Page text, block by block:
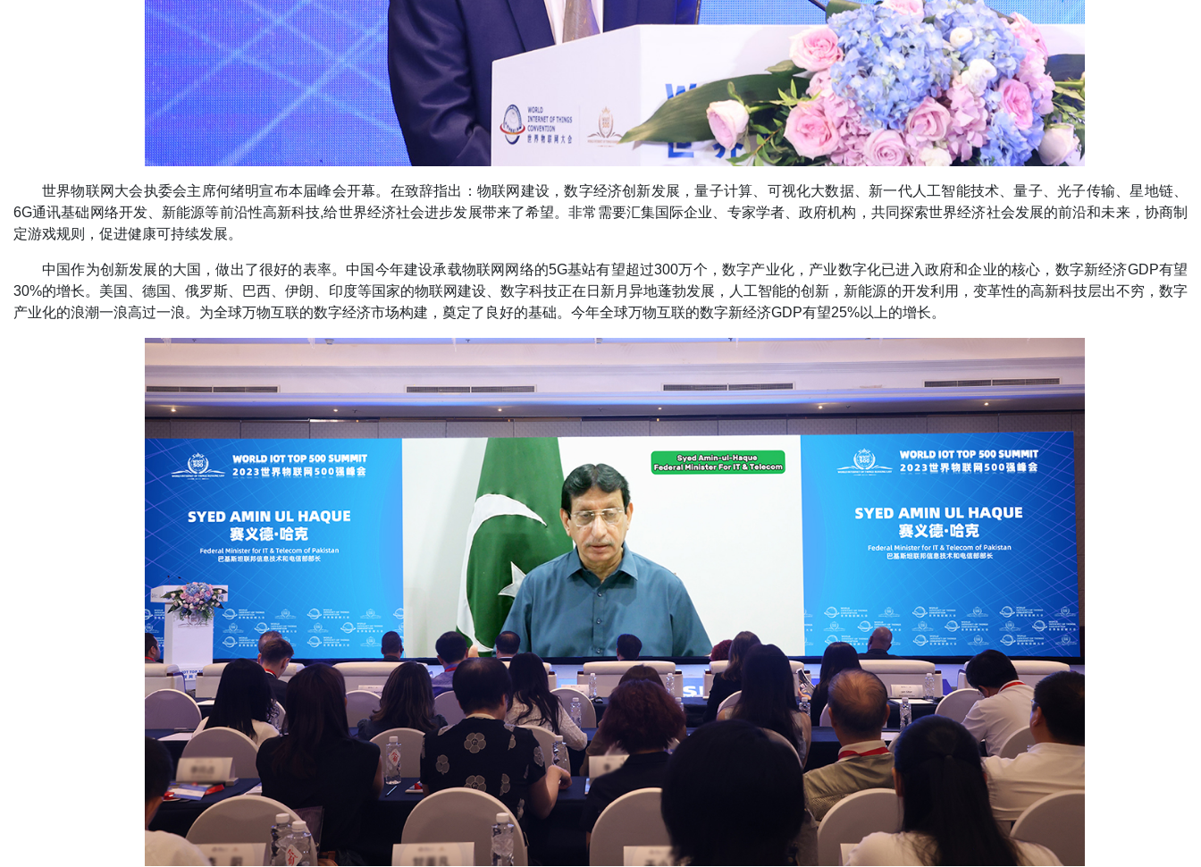
世界物联网大会执委会主席何绪明宣布本届峰会开幕。在致辞指出：物联网建设，数字经济创新发展，量子计算、可视化大数据、新一代人工智能技术、量子、光子传输、星地链、
6G通讯基础网络开发、新能源等前沿性高新科技,给世界经济社会进步发展带来了希望。非常需要汇集国际企业、专家学者、政府机构，共同探索世界经济社会发展的前沿和未来，协商制
定游戏规则，促进健康可持续发展。
中国作为创新发展的大国，做出了很好的表率。中国今年建设承载物联网网络的5G基站有望超过300万个，数字产业化，产业数字化已进入政府和企业的核心，数字新经济GDP有望
30%的增长。美国、德国、俄罗斯、巴西、伊朗、印度等国家的物联网建设、数字科技正在日新月异地蓬勃发展，人工智能的创新，新能源的开发利用，变革性的高新科技层出不穷，数字
产业化的浪潮一浪高过一浪。为全球万物互联的数字经济市场构建，奠定了良好的基础。今年全球万物互联的数字新经济GDP有望25%以上的增长。